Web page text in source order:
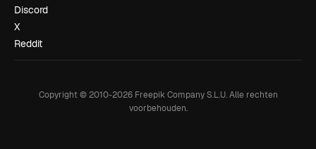
Discord
X
Reddit
Copyright © 2010-2026Freepik Company S.L.U. Alle rechten
voorbehouden.